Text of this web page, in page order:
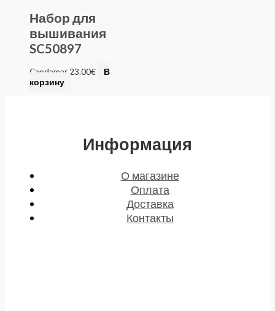
Набор для
вышивания
SC50897
Candamar 23.00€
В
корзину
Информация
О магазине
Оплата
Доставка
Контакты